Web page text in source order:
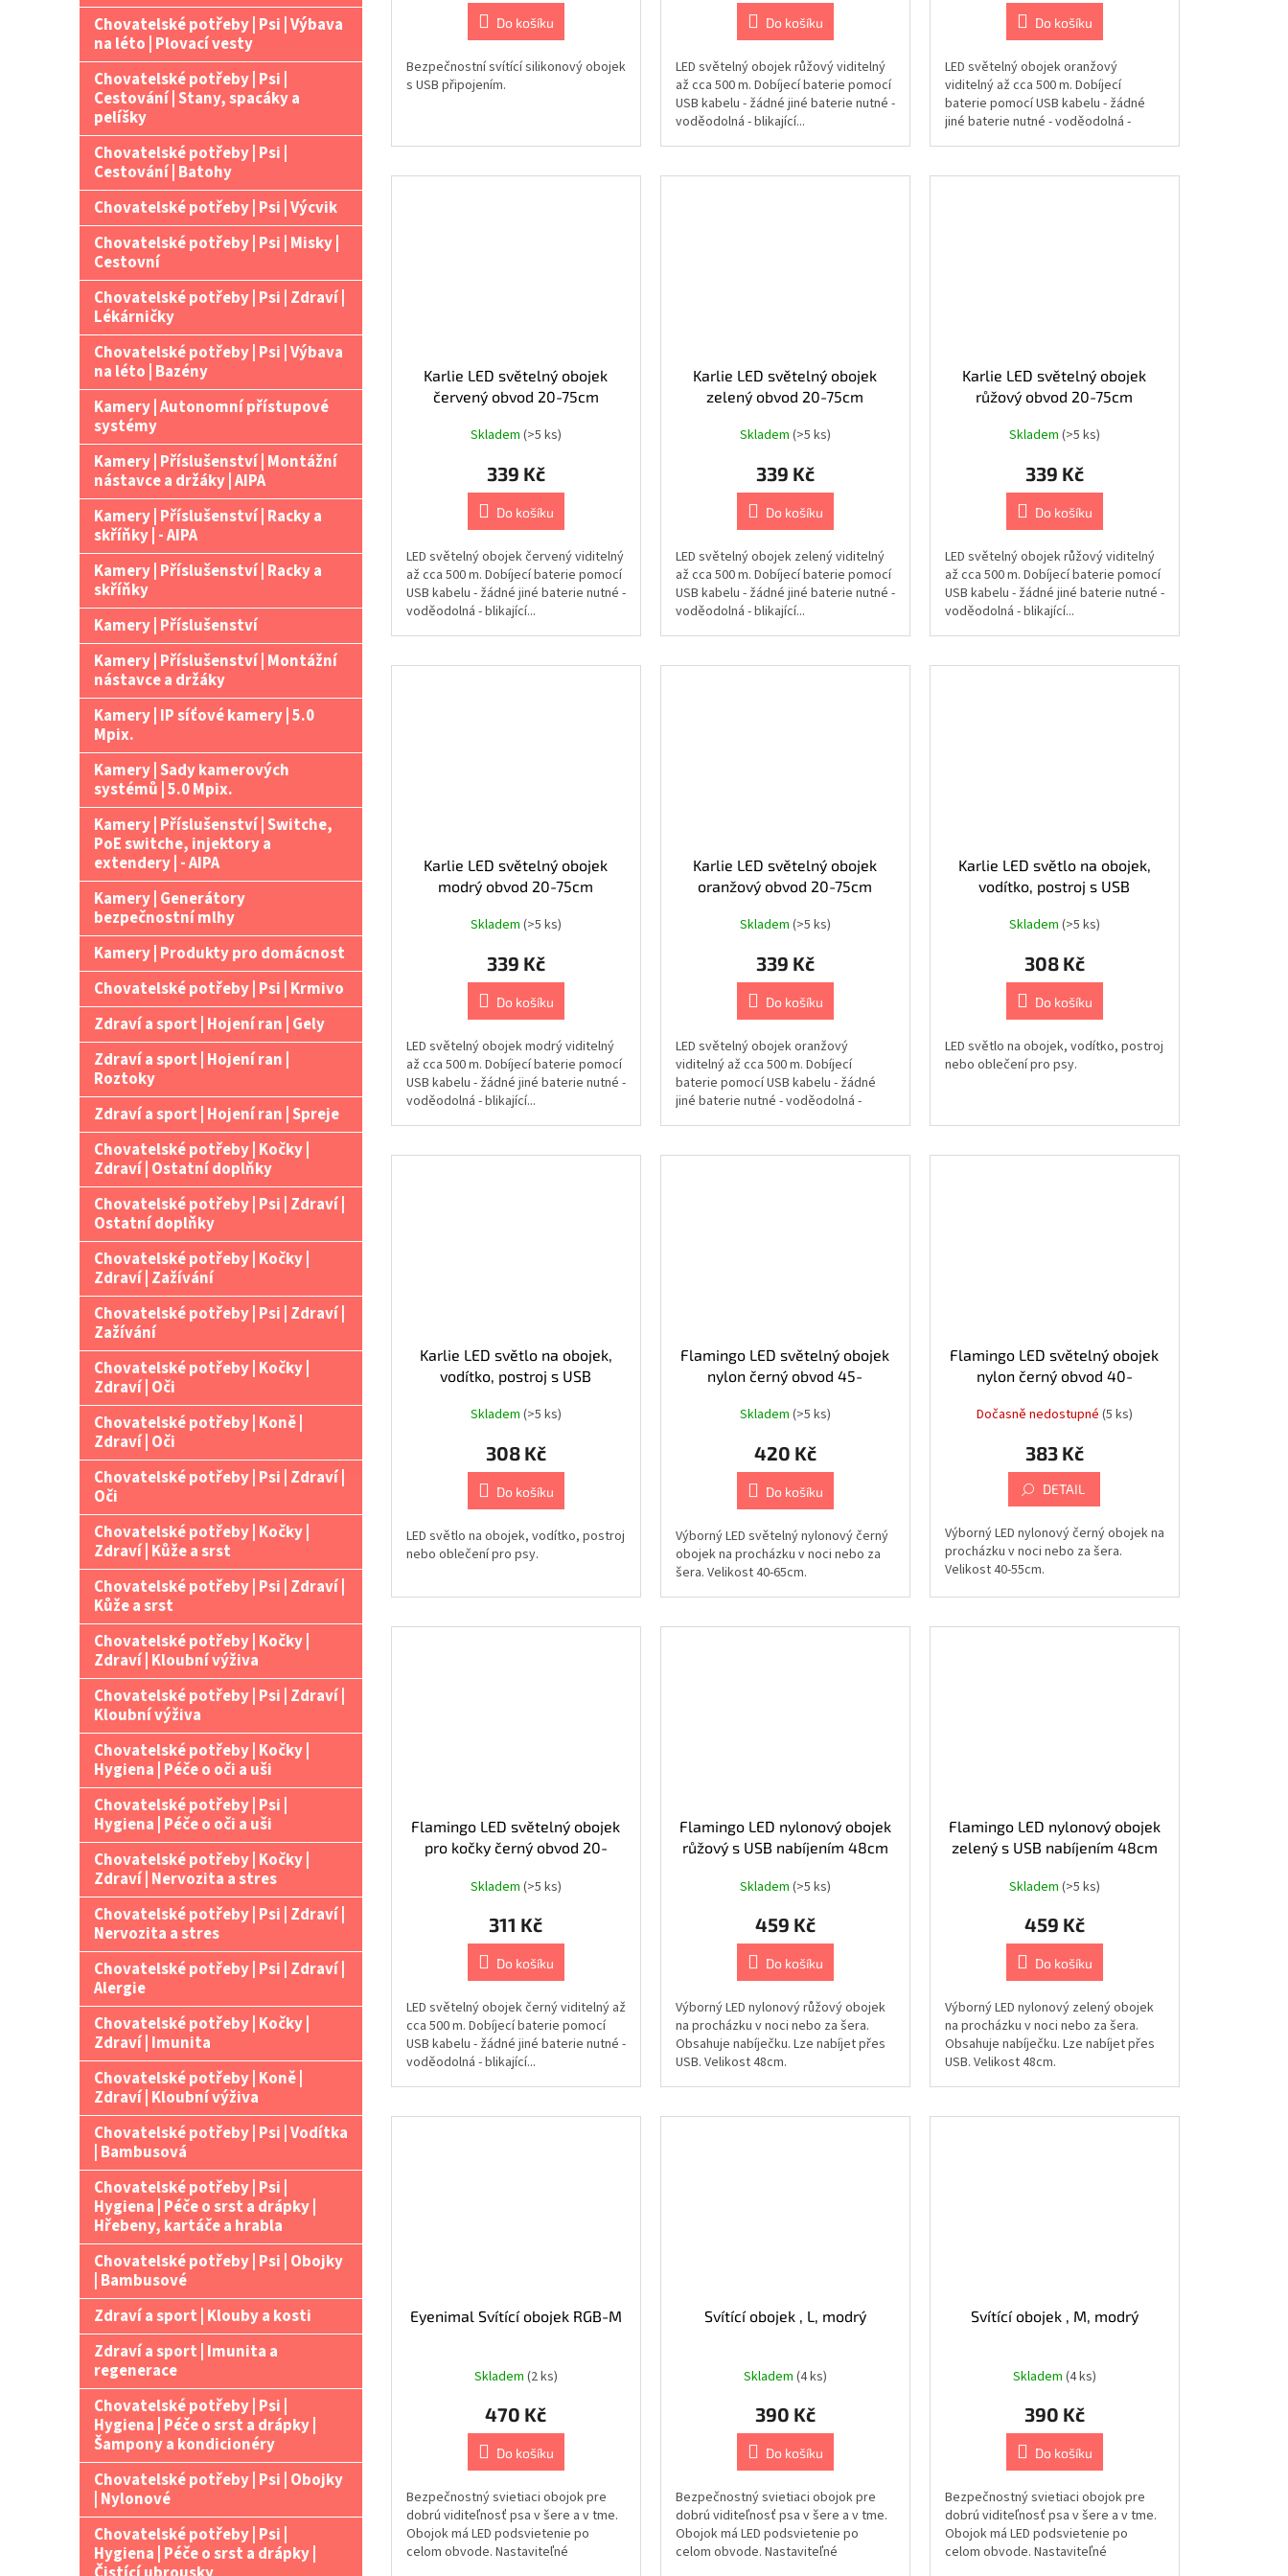
Chovatelské potřeby | Psi | Výbava
na léto | Plovací vesty
Chovatelské potřeby | Psi |
Cestování | Stany, spacáky a
pelíšky
Chovatelské potřeby | Psi |
Cestování | Batohy
Chovatelské potřeby | Psi | Výcvik
Chovatelské potřeby | Psi | Misky |
Cestovní
Chovatelské potřeby | Psi | Zdraví |
Lékárničky
Chovatelské potřeby | Psi | Výbava
na léto | Bazény
Kamery | Autonomní přístupové
systémy
Kamery | Příslušenství | Montážní
nástavce a držáky | AIPA
Kamery | Příslušenství | Racky a
skříňky | - AIPA
Kamery | Příslušenství | Racky a
skříňky
Kamery | Příslušenství
Kamery | Příslušenství | Montážní
nástavce a držáky
Kamery | IP síťové kamery | 5.0
Mpix.
Kamery | Sady kamerových
systémů | 5.0 Mpix.
Kamery | Příslušenství | Switche,
PoE switche, injektory a
extendery | - AIPA
Kamery | Generátory
bezpečnostní mlhy
Kamery | Produkty pro domácnost
Chovatelské potřeby | Psi | Krmivo
Zdraví a sport | Hojení ran | Gely
Zdraví a sport | Hojení ran |
Roztoky
Zdraví a sport | Hojení ran | Spreje
Chovatelské potřeby | Kočky |
Zdraví | Ostatní doplňky
Chovatelské potřeby | Psi | Zdraví |
Ostatní doplňky
Chovatelské potřeby | Kočky |
Zdraví | Zažívání
Chovatelské potřeby | Psi | Zdraví |
Zažívání
Chovatelské potřeby | Kočky |
Zdraví | Oči
Chovatelské potřeby | Koně |
Zdraví | Oči
Chovatelské potřeby | Psi | Zdraví |
Oči
Chovatelské potřeby | Kočky |
Zdraví | Kůže a srst
Chovatelské potřeby | Psi | Zdraví |
Kůže a srst
Chovatelské potřeby | Kočky |
Zdraví | Kloubní výživa
Chovatelské potřeby | Psi | Zdraví |
Kloubní výživa
Chovatelské potřeby | Kočky |
Hygiena | Péče o oči a uši
Chovatelské potřeby | Psi |
Hygiena | Péče o oči a uši
Chovatelské potřeby | Kočky |
Zdraví | Nervozita a stres
Chovatelské potřeby | Psi | Zdraví |
Nervozita a stres
Chovatelské potřeby | Psi | Zdraví |
Alergie
Chovatelské potřeby | Kočky |
Zdraví | Imunita
Chovatelské potřeby | Koně |
Zdraví | Kloubní výživa
Chovatelské potřeby | Psi | Vodítka
| Bambusová
Chovatelské potřeby | Psi |
Hygiena | Péče o srst a drápky |
Hřebeny, kartáče a hrabla
Chovatelské potřeby | Psi | Obojky
| Bambusové
Zdraví a sport | Klouby a kosti
Zdraví a sport | Imunita a
regenerace
Chovatelské potřeby | Psi |
Hygiena | Péče o srst a drápky |
Šampony a kondicionéry
Chovatelské potřeby | Psi | Obojky
| Nylonové
Chovatelské potřeby | Psi |
Hygiena | Péče o srst a drápky |
Do košíku
Bezpečnostní svítící silikonový obojek
s USB připojením.
Do košíku
LED světelný obojek růžový viditelný
až cca 500 m. Dobíjecí baterie pomocí
USB kabelu - žádné jiné baterie nutné -
voděodolná - blikající...
Do košíku
LED světelný obojek oranžový
viditelný až cca 500 m. Dobíjecí
baterie pomocí USB kabelu - žádné
jiné baterie nutné - voděodolná -
Karlie LED světelný obojek
červený obvod 20-75cm
Skladem (>5 ks)
339 Kč
Do košíku
LED světelný obojek červený viditelný
až cca 500 m. Dobíjecí baterie pomocí
USB kabelu - žádné jiné baterie nutné -
voděodolná - blikající...
Karlie LED světelný obojek
zelený obvod 20-75cm
Skladem (>5 ks)
339 Kč
Do košíku
LED světelný obojek zelený viditelný
až cca 500 m. Dobíjecí baterie pomocí
USB kabelu - žádné jiné baterie nutné -
voděodolná - blikající...
Karlie LED světelný obojek
růžový obvod 20-75cm
Skladem (>5 ks)
339 Kč
Do košíku
LED světelný obojek růžový viditelný
až cca 500 m. Dobíjecí baterie pomocí
USB kabelu - žádné jiné baterie nutné -
voděodolná - blikající...
Karlie LED světelný obojek
modrý obvod 20-75cm
Skladem (>5 ks)
339 Kč
Do košíku
LED světelný obojek modrý viditelný
až cca 500 m. Dobíjecí baterie pomocí
USB kabelu - žádné jiné baterie nutné -
voděodolná - blikající...
Karlie LED světelný obojek
oranžový obvod 20-75cm
Skladem (>5 ks)
339 Kč
Do košíku
LED světelný obojek oranžový
viditelný až cca 500 m. Dobíjecí
baterie pomocí USB kabelu - žádné
jiné baterie nutné - voděodolná -
Karlie LED světlo na obojek,
vodítko, postroj s USB
Skladem (>5 ks)
308 Kč
Do košíku
LED světlo na obojek, vodítko, postroj
nebo oblečení pro psy.
Karlie LED světlo na obojek,
vodítko, postroj s USB
Skladem (>5 ks)
308 Kč
Do košíku
LED světlo na obojek, vodítko, postroj
nebo oblečení pro psy.
Flamingo LED světelný obojek
nylon černý obvod 45-
Skladem (>5 ks)
420 Kč
Do košíku
Výborný LED světelný nylonový černý
obojek na procházku v noci nebo za
šera. Velikost 40-65cm.
Flamingo LED světelný obojek
nylon černý obvod 40-
Dočasně nedostupné (5 ks)
383 Kč
DETAIL
Výborný LED nylonový černý obojek na
procházku v noci nebo za šera.
Velikost 40-55cm.
Flamingo LED světelný obojek
pro kočky černý obvod 20-
Skladem (>5 ks)
311 Kč
Do košíku
LED světelný obojek černý viditelný až
cca 500 m. Dobíjecí baterie pomocí
USB kabelu - žádné jiné baterie nutné -
voděodolná - blikající...
Flamingo LED nylonový obojek
růžový s USB nabíjením 48cm
Skladem (>5 ks)
459 Kč
Do košíku
Výborný LED nylonový růžový obojek
na procházku v noci nebo za šera.
Obsahuje nabíječku. Lze nabíjet přes
USB. Velikost 48cm.
Flamingo LED nylonový obojek
zelený s USB nabíjením 48cm
Skladem (>5 ks)
459 Kč
Do košíku
Výborný LED nylonový zelený obojek
na procházku v noci nebo za šera.
Obsahuje nabíječku. Lze nabíjet přes
USB. Velikost 48cm.
Eyenimal Svítící obojek RGB-M
Skladem (2 ks)
470 Kč
Do košíku
Bezpečnostný svietiaci obojok pre
dobrú viditeľnosť psa v šere a v tme.
Obojok má LED podsvietenie po
celom obvode. Nastaviteľné
Svítící obojek , L, modrý
Skladem (4 ks)
390 Kč
Do košíku
Bezpečnostný svietiaci obojok pre
dobrú viditeľnosť psa v šere a v tme.
Obojok má LED podsvietenie po
celom obvode. Nastaviteľné
Svítící obojek , M, modrý
Skladem (4 ks)
390 Kč
Do košíku
Bezpečnostný svietiaci obojok pre
dobrú viditeľnosť psa v šere a v tme.
Obojok má LED podsvietenie po
celom obvode. Nastaviteľné